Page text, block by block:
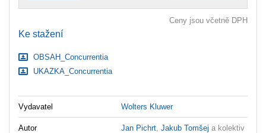
Ceny jsou včetně DPH
Ke stažení
OBSAH_Concurrentia
UKAZKA_Concurrentia
Vydavatel Wolters Kluwer
Autor Jan Pichrt ,Jakub Tomšej a kolektiv